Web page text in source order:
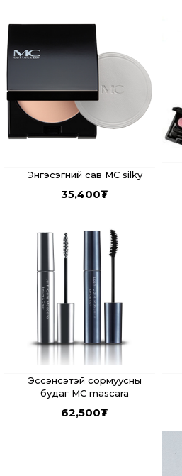
Энгэсэгний сав MC silky
35,400₮
Эссэнсэтэй сормуусны
будаг MC mascara
62,500₮